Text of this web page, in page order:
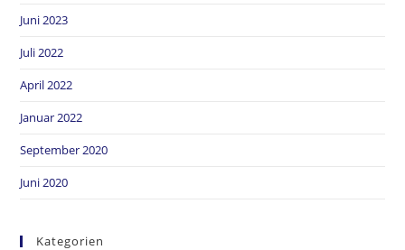
Juni 2023
Juli 2022
April 2022
Januar 2022
September 2020
Juni 2020
Kategorien